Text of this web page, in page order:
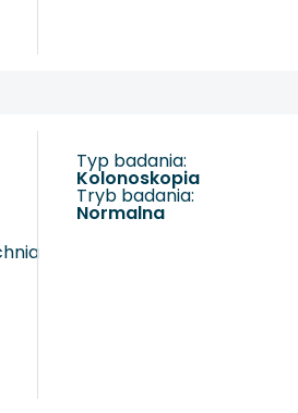
Typ badania:
kolonoskopia
Tryb badania:
Normalna